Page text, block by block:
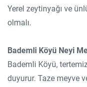
Yerel zeytinyağı ve
olmalı.
Bademli Köyü Neyi
Bademli Köyü,
duyurur. Taze meyve